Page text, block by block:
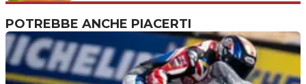
POTREBBE ANCHE PIACERTI